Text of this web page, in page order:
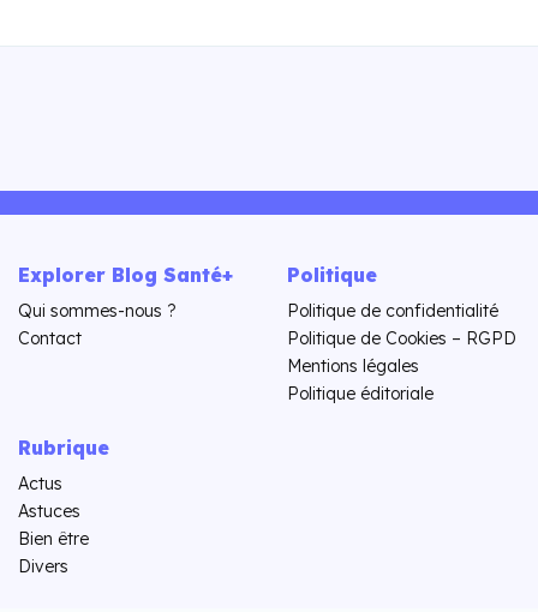
Explorer Blog Santé+
Qui sommes-nous ?
Contact
Politique
Politique de confidentialité
Politique de Cookies – RGPD
Mentions légales
Politique éditoriale
Rubrique
Actus
Astuces
Bien être
Divers